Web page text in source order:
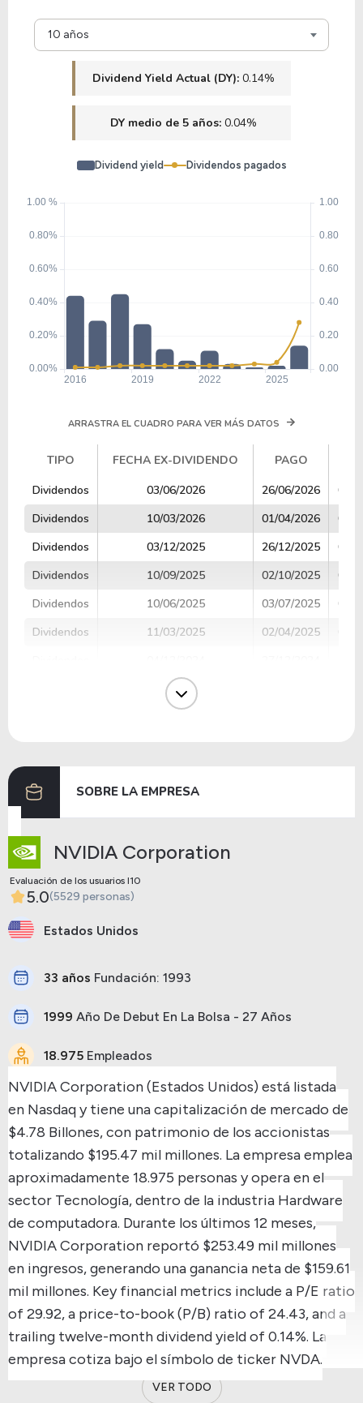
ANET
0.00%
10 años
Dividend Yield Actual (DY): 0.14%
DY medio de 5 años: 0.04%
Dividend yield Dividendos pagados
ARRASTRA EL CUADRO PARA VER MÁS DATOS
TIPO FECHA EX-DIVIDENDO PAGO
TIPO
FECHA EX-DIVIDENDO PAGO
Dividendos 03/06/2026 26/06/2026
Dividendos
10/03/2026 01/04/2026
Dividendos
03/12/2025 26/12/2025
Dividendos
10/09/2025 02/10/2025
Dividendos
10/06/2025 03/07/2025
Dividendos
11/03/2025 02/04/2025
11/09/2024
SOBRE LA EMPRESA
NVIDIA Corporation
Evaluación de los usuarios I10
5.0(5529 personas)
Estados Unidos
33 años Fundación: 1993
1999 Año De Debut En La Bolsa - 27 Años
18.975 Empleados
NVIDIA Corporation (Estados Unidos) está listada
en Nasdaq y tiene una capitalización de mercado de
$4.78 Billones, con patrimonio de los accionistas
totalizando $195.47 mil millones. La empresa emplea
aproximadamente 18.975 personas y opera en el
sector Tecnología, dentro de la industria Hardware
de computadora. Durante los últimos 12 meses,
NVIDIA Corporation reportó $253.49 mil millones
en ingresos, generando una ganancia neta de $159.61
mil millones. Key financial metrics include a P/E ratio
of 29.92, a price-to-book (P/B) ratio of 24.43, and a
trailing twelve-month dividend yield of 0.14%. La
empresa cotiza bajo el símbolo de ticker NVDA.
VER TODO